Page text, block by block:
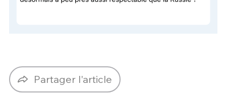
Partager l'article